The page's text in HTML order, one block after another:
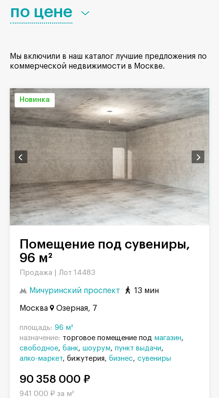
по цене
Мы включили в наш каталог лучшие предложения по
коммерческой недвижимости в Москве.
Новинка
Помещение под сувениры,
96 м²
Продажа | Лот 14483
Мичуринский проспект 13 мин
Москва Озерная, 7
площадь: 96 м²
назначение: торговое помещение под магазин
свободное банк шоурум
пункт выдачи
алко-маркет бижутерия бизнес сувениры
90 358 000 ₽
941 000 ₽ за м²